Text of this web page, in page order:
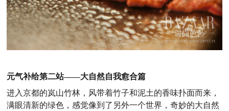
元气补给第二站——大自然自我愈合篇
进入京都的岚山竹林，风带着竹子和泥土的香味扑面而来，
满眼清新的绿色，感觉像到了另外一个世界，奇妙的大自然